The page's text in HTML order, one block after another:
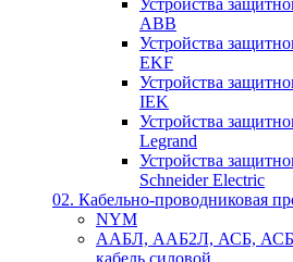
ABB
Устройства
EKF
Устройства
IEK
Устройства
Legrand
Устройства
Schneider Electric
02. Кабельно-проводниковая
NYM
ААБЛ, ААБ2Л, АСБ,
кабель силовой